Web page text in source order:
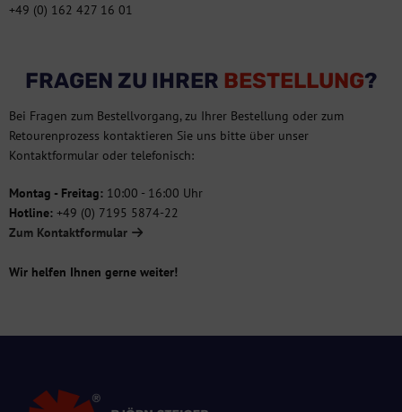
+49 (0) 162 427 16 01
FRAGEN ZU IHRER BESTELLUNG?
Bei Fragen zum Bestellvorgang, zu Ihrer Bestellung oder zum
Retourenprozess kontaktieren Sie uns bitte über unser
Kontaktformular oder telefonisch:
Montag - Freitag: 10:00 - 16:00 Uhr
Hotline: +49 (0) 7195 5874-22
Zum Kontaktformular
Wir helfen Ihnen gerne weiter!